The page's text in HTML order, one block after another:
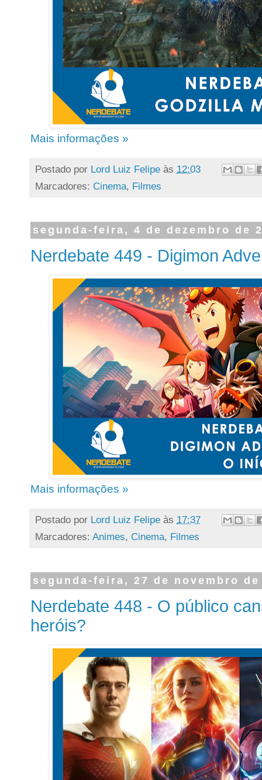
Mais informações »
Postado por Lord Luiz Felipe às 12:03
Marcadores: Cinema, Filmes
segunda-feira, 4 de dezembro de
Nerdebate 449 - Digimon
Mais informações »
Postado por Lord Luiz Felipe às 17:37
Marcadores: Animes, Cinema, Filmes
segunda-feira, 27 de novembro de
Nerdebate 448 - O público
heróis?